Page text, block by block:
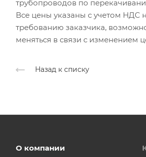
трубопроводов по
Все цены указаны с учетом НДС
требованию заказчика,
меняться в связи с изменением
Назад к списку
О компании